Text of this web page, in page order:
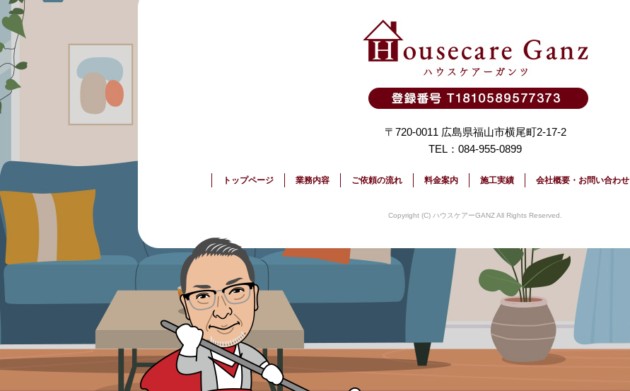
トップページ 業務内容 ご依頼の流れ 料金案内 施工実績 会社概要・お問い合わせ
〒720-0011 広島県福山市横尾町2-17-2
TEL：084-955-0899
Copyright (C) ハウスケアーGANZ All Rights Reserved.